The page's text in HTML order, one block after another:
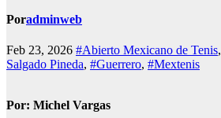
Poradminweb
Feb 23, 2026 #Abierto Mexicano de Tenis,
Salgado Pineda, #Guerrero, #Mextenis
Por: Michel Vargas